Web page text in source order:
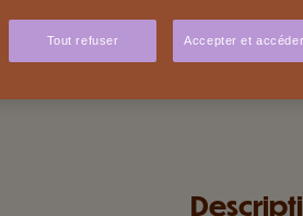
Tout refuser Accepter et